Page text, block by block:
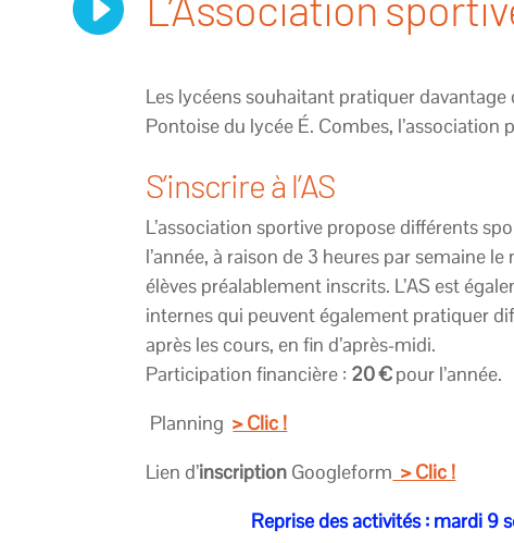
Les lycéens souhaitant pratiquer davantage
Pontoise du lycée É. Combes,
S’inscrire à l’AS
L’association sportive propose différents
l’année, à raison de 3 heures par semaine
élèves préalablement inscrits. L’AS est
internes qui peuvent également pratiquer
après les cours, en fin d’après-midi.
Participation financière : 20 €pour l’année.
Planning> Clic !
Lien d’inscription Googleform > Clic !
Reprise des activités : mardi 9